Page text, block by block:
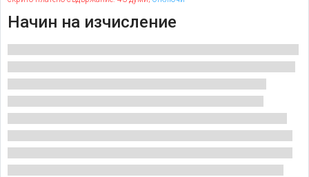
Начин на изчисление